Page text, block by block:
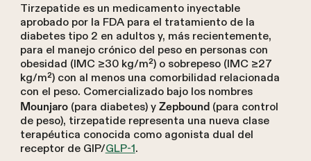
Tirzepatide es un medicamento inyectable
aprobado por la FDA para el tratamiento de la
diabetes tipo 2 en adultos y, más recientemente,
para el manejo crónico del peso en personas con
obesidad (IMC ≥30 kg/m²) o sobrepeso (IMC ≥27
kg/m²) con al menos una comorbilidad relacionada
con el peso. Comercializado bajo los nombres
Mounjaro(para diabetes) y Zepbound(para control
de peso), tirzepatide representa una nueva clase
terapéutica conocida como agonista dual del
receptor de GIP/GLP-1.